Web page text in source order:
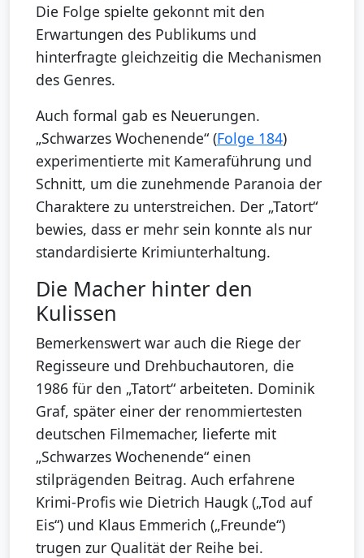
Die Folge spielte gekonnt mit den
Erwartungen des Publikums und
hinterfragte gleichzeitig die Mechanismen
des Genres.
Auch formal gab es Neuerungen.
„Schwarzes Wochenende“ (Folge 184)
experimentierte mit Kameraführung und
Schnitt, um die zunehmende Paranoia der
Charaktere zu unterstreichen. Der „Tatort“
bewies, dass er mehr sein konnte als nur
standardisierte Krimiunterhaltung.
Die Macher hinter den
Kulissen
Bemerkenswert war auch die Riege der
Regisseure und Drehbuchautoren, die
1986 für den „Tatort“ arbeiteten. Dominik
Graf, später einer der renommiertesten
deutschen Filmemacher, lieferte mit
„Schwarzes Wochenende“ einen
stilprägenden Beitrag. Auch erfahrene
Krimi-Profis wie Dietrich Haugk („Tod auf
Eis“) und Klaus Emmerich („Freunde“)
trugen zur Qualität der Reihe bei.